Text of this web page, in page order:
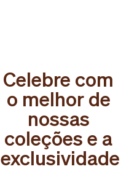
Celebre com
o melhor de
nossas
coleções e a
exclusividade